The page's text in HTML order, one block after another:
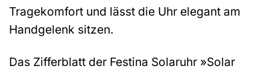
Tragekomfort und lässt die Uhr elegant am
Handgelenk sitzen.
Das Zifferblatt der Festina Solaruhr »Solar